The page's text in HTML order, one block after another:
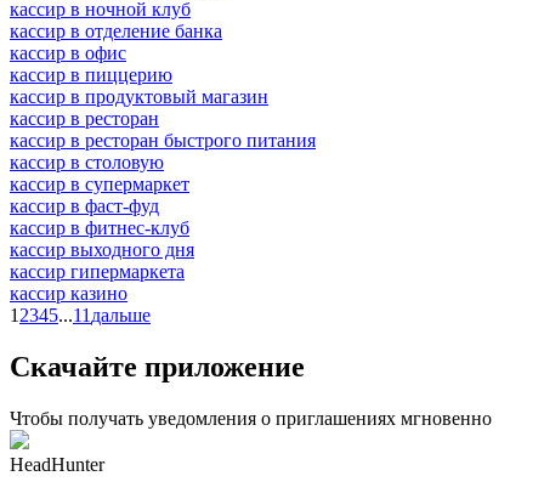
кассир в ночной клуб
кассир в отделение банка
кассир в офис
кассир в пиццерию
кассир в продуктовый магазин
кассир в ресторан
кассир в ресторан быстрого питания
кассир в столовую
кассир в супермаркет
кассир в фаст-фуд
кассир в фитнес-клуб
кассир выходного дня
кассир гипермаркета
кассир казино
1 2345...11 дальше
Скачайте приложение
Чтобы получать уведомления о приглашениях мгновенно
HeadHunter